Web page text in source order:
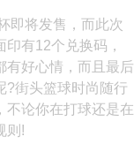
将发售，而此次
有12个兑换码，
有好心情，而且最后
?街头篮球时尚随行
不论你在打球还是在
则!